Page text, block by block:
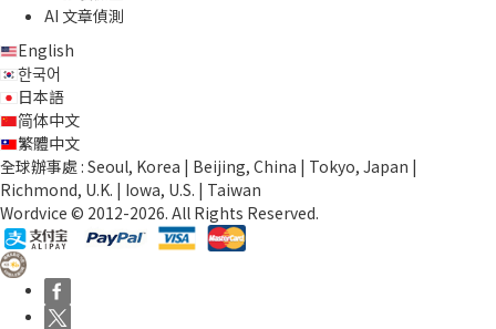
AI 文章偵測
English
한국어
日本語
简体中文
繁體中文
全球辦事處 : Seoul, Korea | Beijing, China | Tokyo, Japan |
Richmond, U.K. | Iowa, U.S. | Taiwan
Wordvice © 2012-2026. All Rights Reserved.